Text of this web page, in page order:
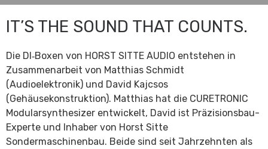
IT’S THE SOUND THAT COUNTS.
Die DI‑Boxen von HORST SITTE AUDIO entstehen in
Zusammenarbeit von Matthias Schmidt
(Audioelektronik) und David Kajcsos
(Gehäusekonstruktion). Matthias hat die CURETRONIC
Modularsynthesizer entwickelt, David ist Präzisionsbau-
Experte und Inhaber von Horst Sitte
Sondermaschinenbau. Beide sind seit Jahrzehnten als